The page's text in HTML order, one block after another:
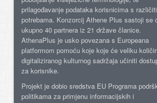
prilagođavanje podataka korisnicima s
potrebama. Konzorcij Athene Plus sastoji se
ukupno 40 partnera iz 21 države članice.
AthenaPlus je usko povezana s Europeana
platformom pomoću koje koje će veliku
digitaliziranog kulturnog sadržaja učiniti
za korisnike.
Projekt je dobio sredstva EU Programa
politikama za primjenu informacijskih i